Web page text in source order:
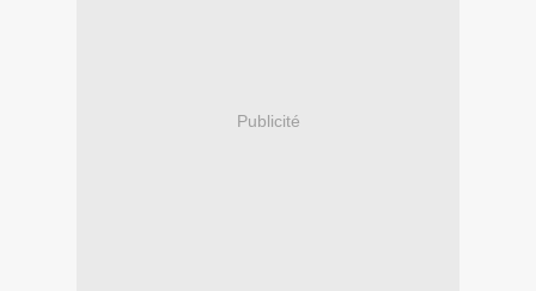
Publicité